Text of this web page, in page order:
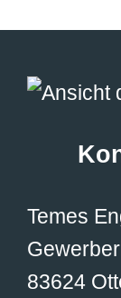
Temes
83624